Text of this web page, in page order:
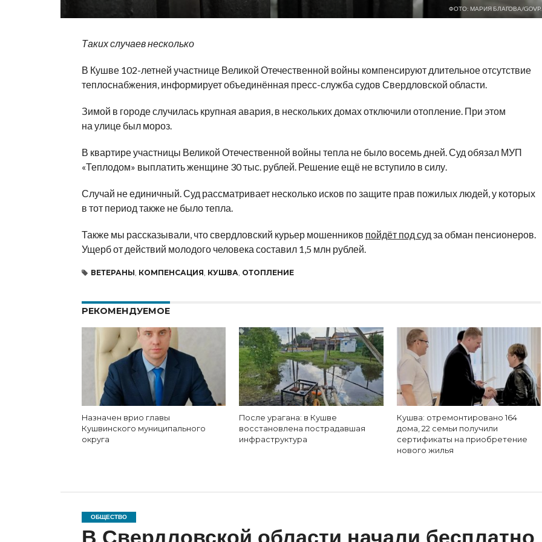
ФОТО: МАРИЯ БЛАГОВА/
Таких случаев несколько
В Кушве 102-летней участнице Великой Отечественной войны компенсируют длительное отсутствие
теплоснабжения, информирует объединённая пресс-служба судов Свердловской области.
Зимой в городе случилась крупная авария, в нескольких домах отключили отопление. При этом
на улице был мороз.
В квартире участницы Великой Отечественной войны тепла не было восемь дней. Суд обязал МУП
«Теплодом» выплатить женщине 30 тыс. рублей. Решение ещё не вступило в силу.
Случай не единичный. Суд рассматривает несколько исков по защите прав пожилых людей, у которых
в тот период также не было тепла.
Также мы рассказывали, что свердловский курьер мошенников пойдёт под суд за обман пенсионеров.
Ущерб от действий молодого человека составил 1,5 млн рублей.
ВЕТЕРАНЫ КОМПЕНСАЦИЯ КУШВА ОТОПЛЕНИЕ
РЕКОМЕНДУЕМОЕ
Назначен врио главы
Кушвинского муниципального
округа
После урагана: в Кушве
восстановлена пострадавшая
инфраструктура
Кушва: отремонтировано 164
дома, 22 семьи получили
сертификаты на приобретение
нового жилья
ОБЩЕСТВО